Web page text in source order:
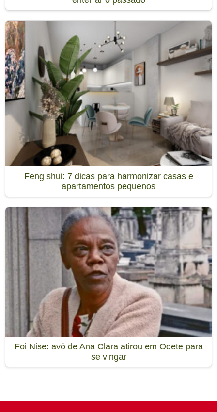
Feng shui: 7 dicas para harmonizar casas e
apartamentos pequenos
Foi Nise: avó de Ana Clara atirou em Odete para
se vingar